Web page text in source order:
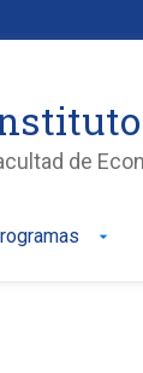
de
arrow_drop_down